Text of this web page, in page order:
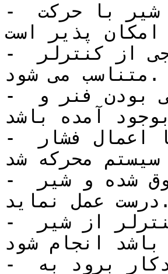
- جهت متناسب کردن شرایط عمل پلاگ شیر با حرکت
پذیر است.
- شرایط عمل پلاگ شیر با سیگنال خروجی از کنترلر
متناسب می شود.
- که ممکن است در اثر اصطکاک ،غیر خطی بودن فنر و
آمده باشد.
- این حالت با نصب پوزیشنر می توان با اعمال فشار
محرکه شد.
- نصب پوزیشنر باعث غلبه بر عاملهای فوق شده و شیر
درست عمل نماید.
- نباید نصب پوزیشنرجاهایی که فاصله کنترلر از شیر
انجام شود.
- اگر خروجی کنترلر مستقیماً به شیر خودکار برود به